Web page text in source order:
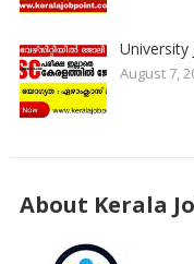
University
August 7,
About Kerala